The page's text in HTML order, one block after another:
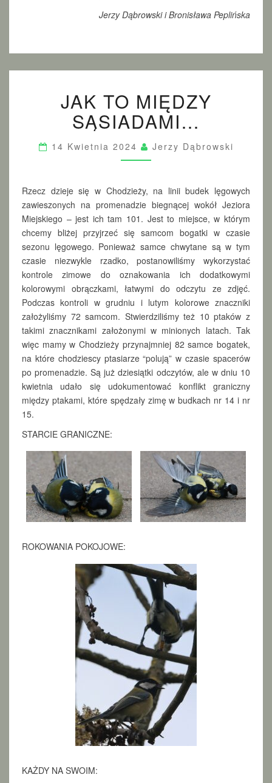
Jerzy Dąbrowski i Bronisława Peplińska
A
K
T
M
I
Z
Y
S
Ą
S
A
D
A
M
I
…
JAK TO MIĘDZY
SĄSIADAMI…
14 Kwietnia 2024 Jerzy Dąbrowski
Rzecz dzieje się w Chodzieży, na linii budek lęgowych
zawieszonych na promenadzie biegnącej wokół Jeziora
Miejskiego – jest ich tam 101. Jest to miejsce, w którym
chcemy bliżej przyjrzeć się samcom bogatki w czasie
sezonu lęgowego. Ponieważ samce chwytane są w tym
czasie niezwykle rzadko, postanowiliśmy wykorzystać
kontrole zimowe do oznakowania ich dodatkowymi
kolorowymi obrączkami, łatwymi do odczytu ze zdjęć.
Podczas kontroli w grudniu i lutym kolorowe znaczniki
założyliśmy 72 samcom. Stwierdziliśmy też 10 ptaków z
takimi znacznikami założonymi w minionych latach. Tak
więc mamy w Chodzieży przynajmniej 82 samce bogatek,
na które chodziescy ptasiarze “polują” w czasie spacerów
po promenadzie. Są już dziesiątki odczytów, ale w dniu 10
kwietnia udało się udokumentować konflikt graniczny
między ptakami, które spędzały zimę w budkach nr 14 i nr
15.
STARCIE GRANICZNE:
ROKOWANIA POKOJOWE:
KAŻDY NA SWOIM: